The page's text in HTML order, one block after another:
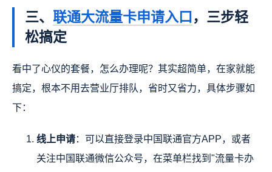
三、 联通大流量卡申请入口 ，三步轻
松搞定
看中了心仪的套餐，怎么办理呢？其实超简单，在家就能
搞定，根本不用去营业厅排队，省时又省力，具体步骤如
下：
线上申请：可以直接登录中国联通官方APP，或者
关注中国联通微信公众号，在菜单栏找到"流量卡办